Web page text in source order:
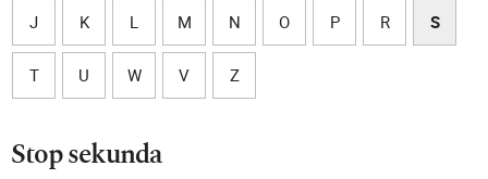
J K L M N O P R S
T U W V Z
Stop sekunda